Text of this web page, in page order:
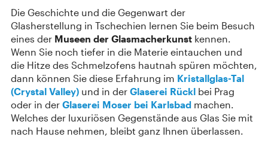
Die Geschichte und die Gegenwart der
Glasherstellung in Tschechien lernen Sie beim Besuch
eines der Museen der Glasmacherkunst kennen.
Wenn Sie noch tiefer in die Materie eintauchen und
die Hitze des Schmelzofens hautnah spüren möchten,
dann können Sie diese Erfahrung im Kristallglas-Tal
(Crystal Valley) und in der Glaserei Rückl bei Prag
oder in der Glaserei Moser bei Karlsbad machen.
Welches der luxuriösen Gegenstände aus Glas Sie mit
nach Hause nehmen, bleibt ganz Ihnen überlassen.